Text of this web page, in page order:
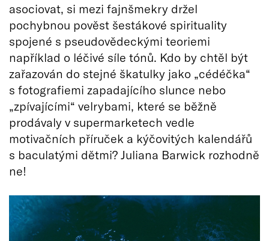
asociovat, si mezi fajnšmekry držel
pochybnou pověst šestákové spirituality
spojené s pseudovědeckými teoriemi
například o léčivé síle tónů. Kdo by chtěl být
zařazován do stejné škatulky jako „cédéčka“
s fotografiemi zapadajícího slunce nebo
„zpívajícími“ velrybami, které se běžně
prodávaly v supermarketech vedle
motivačních příruček a kýčovitých kalendářů
s baculatými dětmi? Juliana Barwick rozhodně
ne!